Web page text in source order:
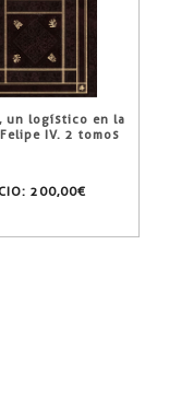
un logístico en la
IV. 2 tomos
200,00€